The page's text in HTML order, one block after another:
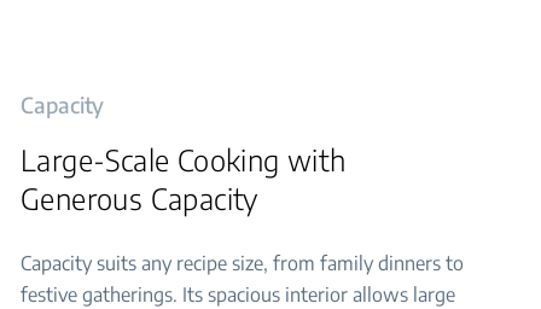
Capacity
Large-Scale Cooking with
Generous Capacity
Capacity suits any recipe size, from family dinners to
festive gatherings. Its spacious interior allows large